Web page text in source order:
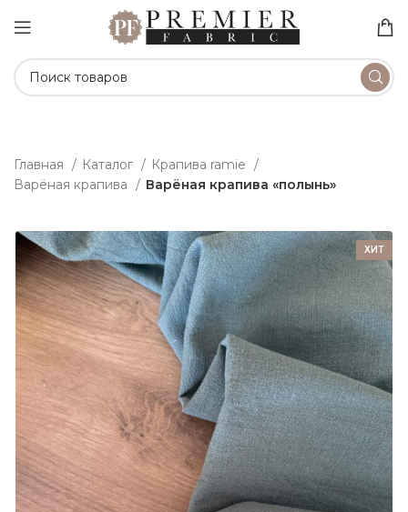
Главная Каталог
Крапива ramie
Варёная крапива
Варёная крапива «полынь»
ХИТ